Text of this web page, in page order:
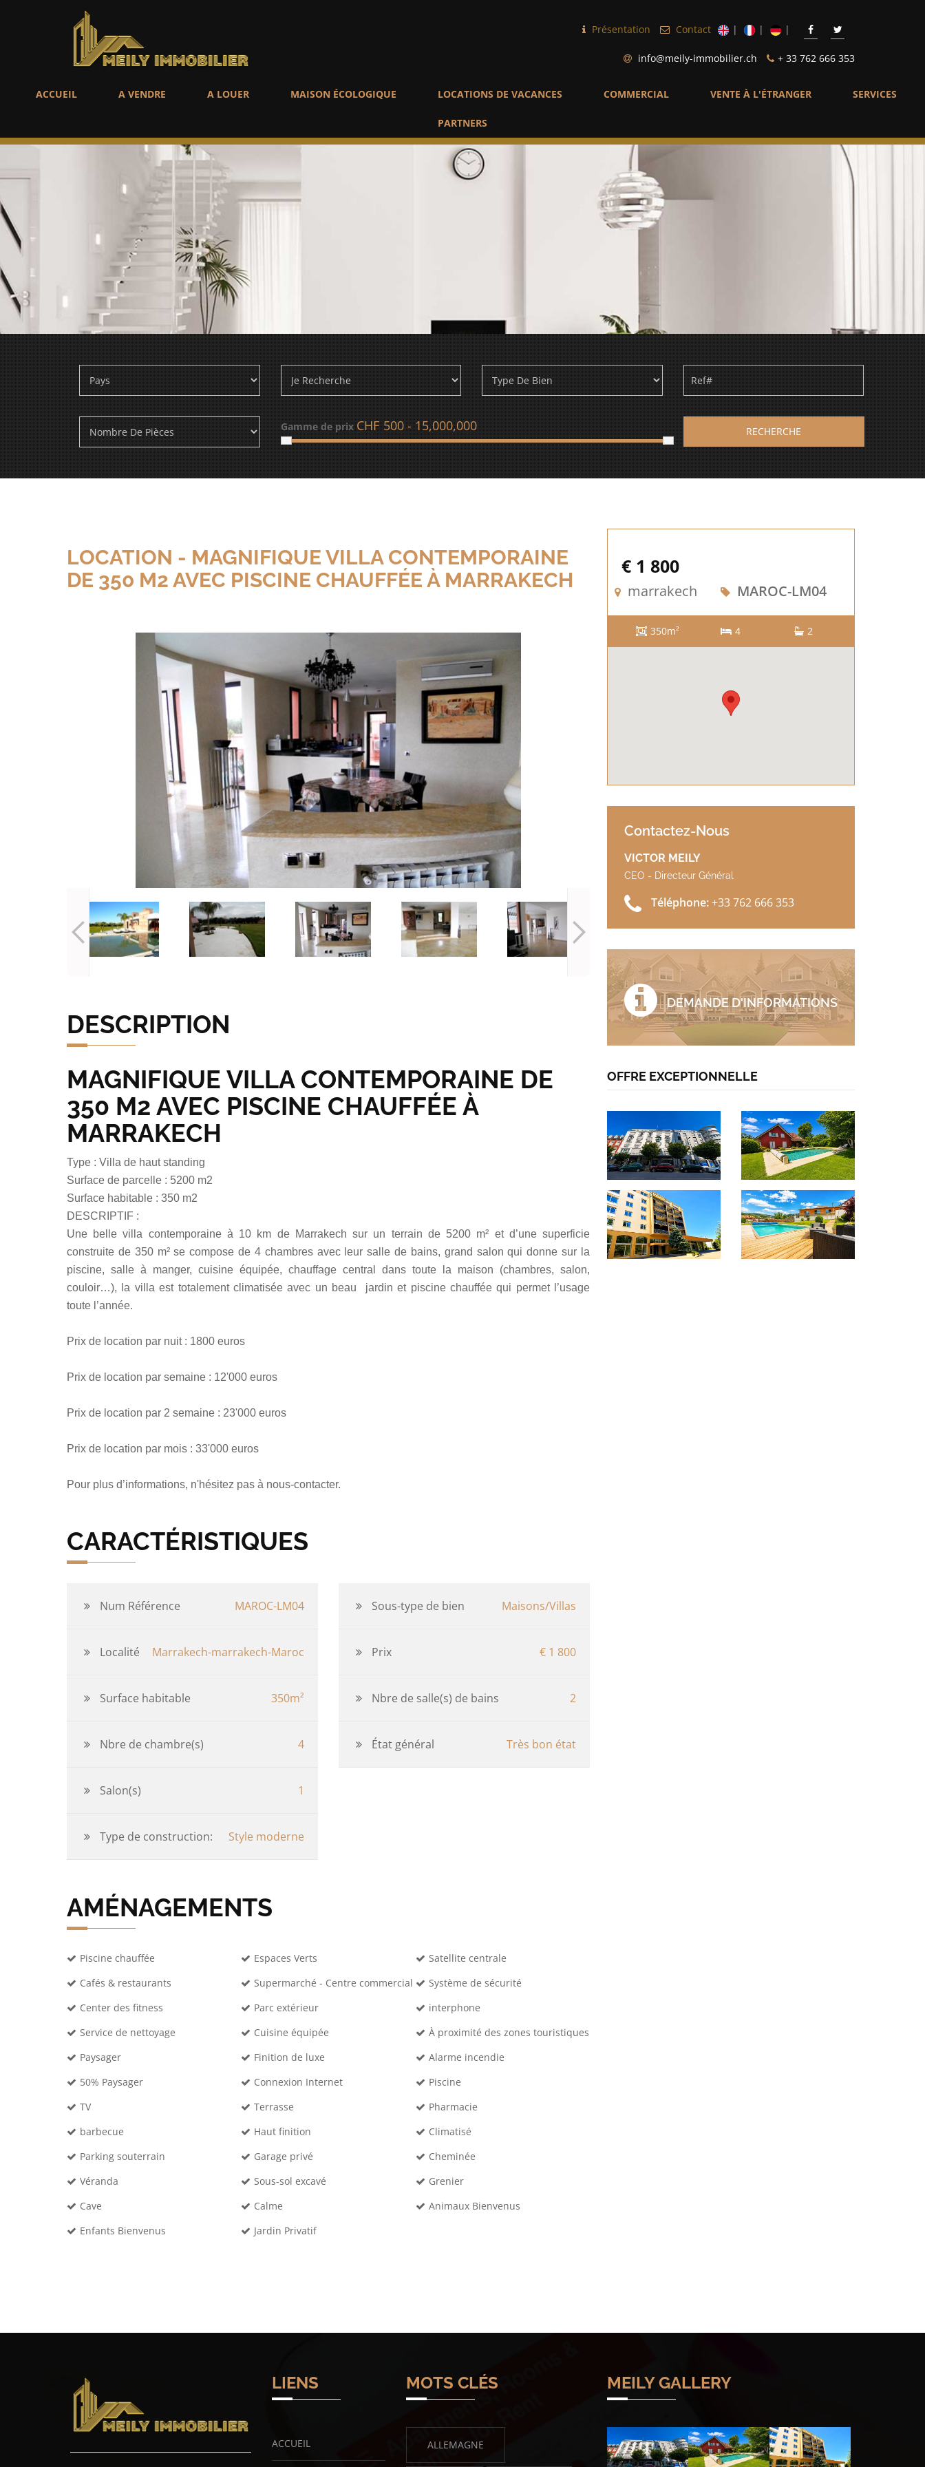
Présentation Contact
info@meily-immobilier.ch + 33 762 666 353
ACCUEIL A VENDRE A LOUER MAISON ÉCOLOGIQUE LOCATIONS DE VACANCES COMMERCIAL VENTE À L'ÉTRANGER SERVICES
PARTNERS
Gamme de prix CHF RECHERCHE
LOCATION - MAGNIFIQUE VILLA CONTEMPORAINE
DE 350 M2 AVEC PISCINE CHAUFFÉE À MARRAKECH
DESCRIPTION
MAGNIFIQUE VILLA CONTEMPORAINE DE
350 M2 AVEC PISCINE CHAUFFÉE À
MARRAKECH
Type : Villa de haut standing
Surface de parcelle : 5200 m2
Surface habitable : 350 m2
DESCRIPTIF :
Une belle villa contemporaine à 10 km de Marrakech sur un terrain de 5200 m² et d’une superficie
construite de 350 m² se compose de 4 chambres avec leur salle de bains, grand salon qui donne sur la
piscine, salle à manger, cuisine équipée, chauffage central dans toute la maison (chambres, salon,
couloir…), la villa est totalement climatisée avec un beau jardin et piscine chauffée qui permet l’usage
toute l’année.
Prix de location par nuit : 1800 euros
Prix de location par semaine : 12'000 euros
Prix de location par 2 semaine : 23'000 euros
Prix de location par mois : 33'000 euros
Pour plus d’informations, n'hésitez pas à nous-contacter.
CARACTÉRISTIQUES
Num Référence MAROC-LM04
Localité Marrakech-marrakech-Maroc
Surface habitable 350m²
Nbre de chambre(s) 4
Salon(s) 1
Type de construction: Style moderne
Sous-type de bien Maisons/Villas
Prix € 1 800
Nbre de salle(s) de bains 2
État général Très bon état
AMÉNAGEMENTS
Piscine chauffée Espaces Verts
Satellite centrale
Cafés & restaurants
Supermarché - Centre commercial
Système de sécurité
Center des fitness
Parc extérieur
interphone
Service de nettoyage
Cuisine équipée
À proximité des zones touristiques
Paysager
Finition de luxe
Alarme incendie
50% Paysager
Connexion Internet
Piscine
TV
Terrasse
Pharmacie
barbecue
Haut finition
Climatisé
Parking souterrain
Garage privé
Cheminée
Véranda
Sous-sol excavé
Grenier
Cave
Calme
Animaux Bienvenus
Enfants Bienvenus
Jardin Privatif
€ 1 800
marrakech MAROC-LM04
350m² 4 2
Contactez-Nous
VICTOR MEILY
CEO - Directeur Général
Téléphone:+33 762 666 353
DEMANDE D'INFORMATIONS
OFFRE EXCEPTIONNELLE
LIENS
ACCUEIL
MOTS CLÉS
ALLEMAGNE
MEILY GALLERY